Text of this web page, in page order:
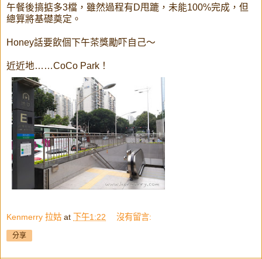
午餐後搞掂多3檔，雖然過程有D甩蹗，未能100%完成，但
總算將基礎奠定。
Honey話要飲個下午茶獎勵吓自己～
近近地……CoCo Park！
Kenmerry 拉姑 at 下午1:22 沒有留言:
分享